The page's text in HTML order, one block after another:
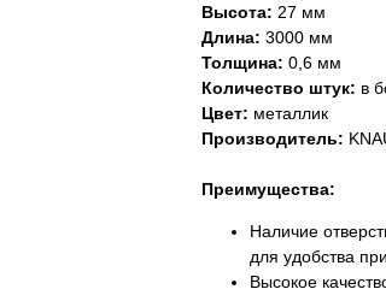
Высота: 27 мм
Длина: 3000 мм
Толщина: 0,6 мм
Количество штук: в
Цвет: металлик
Производитель:
Преимущества:
Наличие
для удобства
Высокое